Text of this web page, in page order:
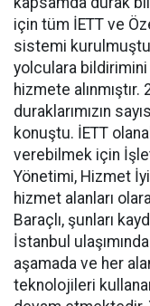
için tüm İETT ve
sistemi
yolculara bildirimini
hizmete alınmıştır.
duraklarımızın
konuştu. İETT
verebilmek için
Yönetimi, Hizmet
hizmet alanları
Baraçlı, şunları
İstanbul
aşamada ve her
teknolojileri